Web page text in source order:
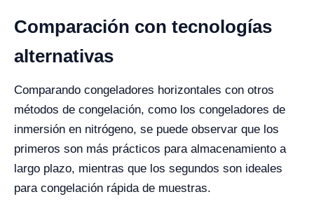
Comparación con tecnologías
alternativas
Comparando congeladores horizontales con otros
métodos de congelación, como los congeladores de
inmersión en nitrógeno, se puede observar que los
primeros son más prácticos para almacenamiento a
largo plazo, mientras que los segundos son ideales
para congelación rápida de muestras.